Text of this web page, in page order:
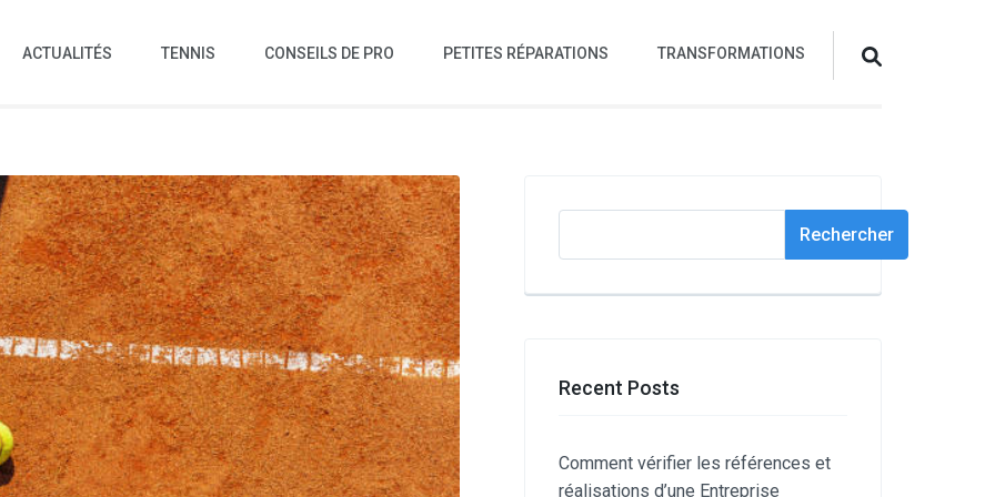
ACTUALITÉS TENNIS CONSEILS DE PRO PETITES RÉPARATIONS TRANSFORMATIONS
Rechercher
Recent Posts
Comment vérifier les références et
réalisations d’une Entreprise